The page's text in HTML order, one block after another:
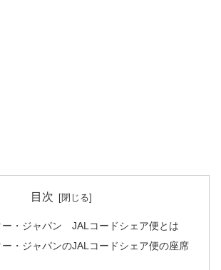
目次
ー・ジャパン JALコードシェア便とは
・ジャパンのJALコードシェア便の座席